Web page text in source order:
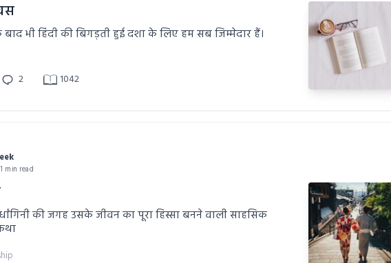
बाद भी हिंदी की बिगड़ती हुई दशा के लिए हम सब जिम्मेदार हैं।
2 1042
min read
की जगह उसके जीवन का पूरा हिस्सा बनने वाली साहसिक